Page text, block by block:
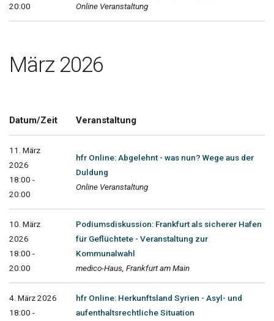
20:00
Online Veranstaltung
März 2026
Datum/Zeit Veranstaltung
11. März
2026
18:00 -
20:00
hfr Online: Abgelehnt - was nun? Wege aus der
Duldung
Online Veranstaltung
10. März
2026
18:00 -
20:00
Podiumsdiskussion: Frankfurt als sicherer Hafen
für Geflüchtete - Veranstaltung zur
Kommunalwahl
medico-Haus, Frankfurt am Main
4. März 2026
18:00 -
hfr Online: Herkunftsland Syrien - Asyl- und
aufenthaltsrechtliche Situation